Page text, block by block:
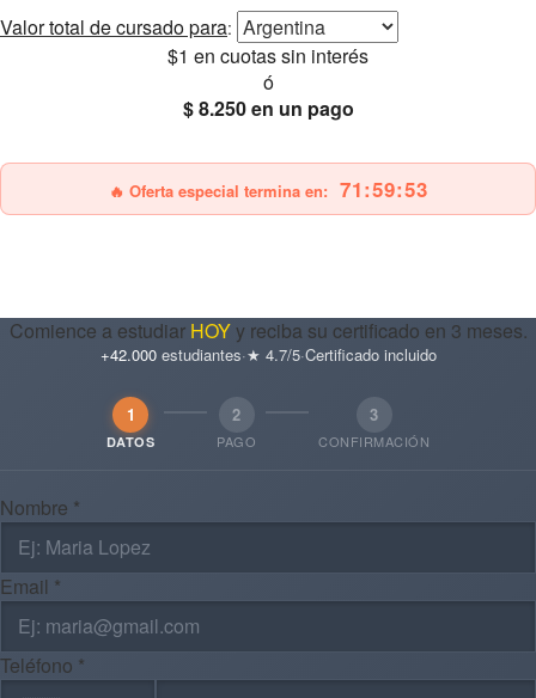
Valor total de cursado para:
$1 en cuotas sin interés
ó
$ 8.250en un pago
🔥 Oferta especial termina en: 71:59:52
Comience a estudiar HOYy reciba su certificado en 3 meses.
+42.000estudiantes·★ 4.7/5·Certificado incluido
1
DATOS
2
PAGO
3
CONFIRMACIÓN
Nombre *
Email *
Teléfono *